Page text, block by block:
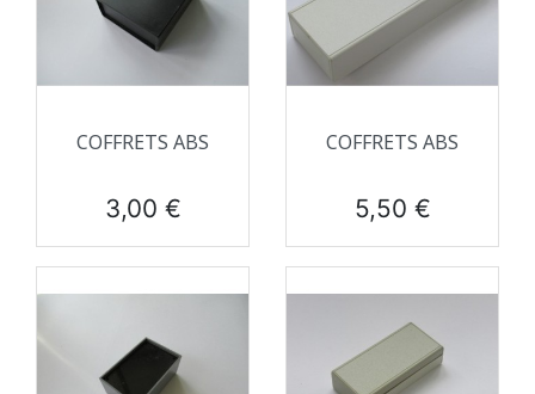
COFFRETS ABS
Prix
3,00 €
COFFRETS ABS
Prix
5,50 €